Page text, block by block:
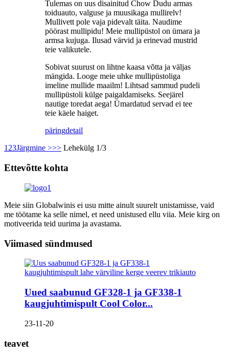
Tulemas on uus disainitud Chow Dudu armas
toiduauto, valguse ja muusikaga mullirelv!
Mullivett pole vaja pidevalt täita. Naudime
pöörast mullipidu! Meie mullipüstol on ümara ja
armsa kujuga. Ilusad värvid ja erinevad mustrid
teie valikutele.
Sobivat suurust on lihtne kaasa võtta ja väljas
mängida. Looge meie uhke mullipüstoliga
imeline mullide maailm! Lihtsad sammud pudeli
mullipüstoli külge paigaldamiseks. Seejärel
nautige toredat aega! Ümardatud servad ei tee
teie käele haiget.
päringdetail
123Järgmine >>> Lehekülg 1/3
Ettevõtte kohta
Meie siin Globalwinis ei usu mitte ainult suurelt unistamisse, vaid
me töötame ka selle nimel, et need unistused ellu viia. Meie kirg on
motiveerida teid uurima ja avastama.
Viimased sündmused
Uued saabunud GF328-1 ja GF338-1
kaugjuhtimispult Cool Color...
23-11-20
teavet